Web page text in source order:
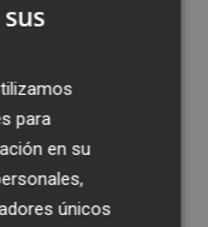
para
en su
únicos